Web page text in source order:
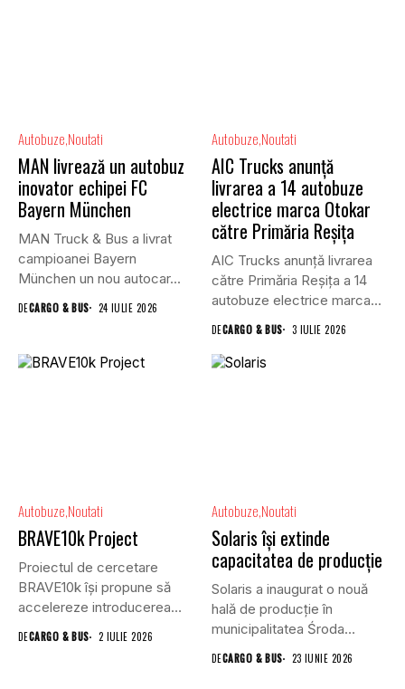
Autobuze Noutati
MAN livrează un autobuz
inovator echipei FC
Bayern München
MAN Truck & Bus a livrat
campioanei Bayern
München un nou autocar...
DECARGO & BUS 24 IULIE 2026
Autobuze Noutati
AIC Trucks anunță
livrarea a 14 autobuze
electrice marca Otokar
către Primăria Reșița
AIC Trucks anunță livrarea
către Primăria Reșița a 14
autobuze electrice marca...
DECARGO & BUS 3 IULIE 2026
Autobuze Noutati
BRAVE10k Project
Proiectul de cercetare
BRAVE10k își propune să
accelereze introducerea
vehiculelor autonome în...
DECARGO & BUS 2 IULIE 2026
Autobuze Noutati
Solaris își extinde
capacitatea de producție
Solaris a inaugurat o nouă
hală de producție în
municipalitatea Środa
Wielkopolska....
DECARGO & BUS 23 IUNIE 2026